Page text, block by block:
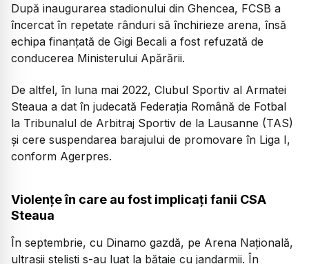
După inaugurarea stadionului din Ghencea, FCSB a
încercat în repetate rânduri să închirieze arena, însă
echipa finanțată de Gigi Becali a fost refuzată de
conducerea Ministerului Apărării.
De altfel, în luna mai 2022, Clubul Sportiv al Armatei
Steaua a dat în judecată Federaţia Română de Fotbal
la Tribunalul de Arbitraj Sportiv de la Lausanne (TAS)
şi cere suspendarea barajului de promovare în Liga I,
conform Agerpres.
Violențe în care au fost implicați fanii CSA
Steaua
În septembrie, cu Dinamo gazdă, pe Arena Națională,
ultrașii steliști s-au luat la bătaie cu jandarmii. În